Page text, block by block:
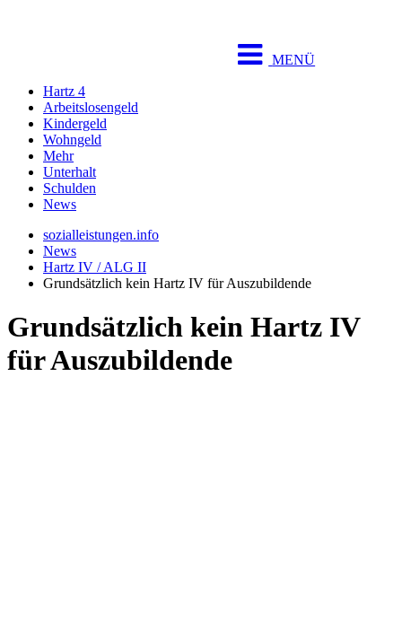
MENÜ
Hartz 4
Arbeitslosengeld
Kindergeld
Wohngeld
Mehr
Unterhalt
Schulden
News
sozialleistungen.info
News
Hartz IV / ALG II
Grundsätzlich kein Hartz IV für Auszubildende
Grundsätzlich kein Hartz IV
für Auszubildende